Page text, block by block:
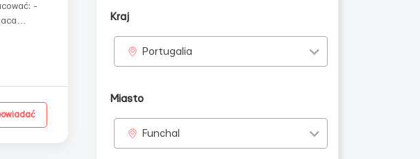
-
Kraj
Portugalia
Miasto
Funchal